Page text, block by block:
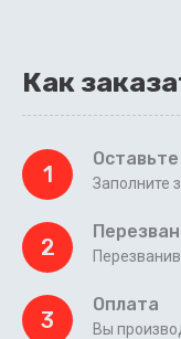
Как
1 Заполните
2
3
Оплата
Вы